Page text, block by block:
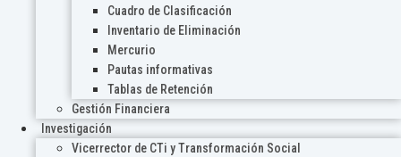
Cuadro de Clasificación
Inventario de Eliminación
Mercurio
Pautas informativas
Tablas de Retención
Gestión Financiera
Investigación
Vicerrector de CTi y Transformación Social